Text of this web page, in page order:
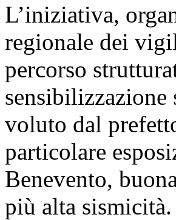
L’iniziativa,
regionale dei
percorso
voluto dal
particolare
Benevento,
più alta sismicità.